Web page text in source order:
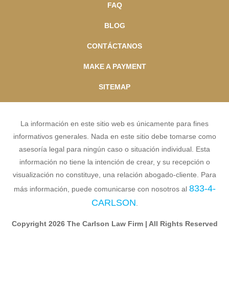
FAQ
BLOG
CONTÁCTANOS
MAKE A PAYMENT
SITEMAP
La información en este sitio web es únicamente para fines
informativos generales. Nada en este sitio debe tomarse como
asesoría legal para ningún caso o situación individual. Esta
información no tiene la intención de crear, y su recepción o
visualización no constituye, una relación abogado-cliente. Para
más información, puede comunicarse con nosotros al 833-4-
CARLSON
Copyright 2026 The Carlson Law Firm | All Rights Reserved